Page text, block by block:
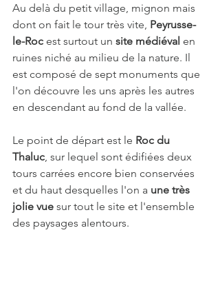
Au delà du petit village, mignon mais
dont on fait le tour très vite, Peyrusse-
le-Roc est surtout un site médiéval en
ruines niché au milieu de la nature. Il
est composé de sept monuments que
l'on découvre les uns après les autres
en descendant au fond de la vallée.
Le point de départ est le Roc du
Thaluc , sur lequel sont édifiées deux
tours carrées encore bien conservées
et du haut desquelles l'on a une très
jolie vue sur tout le site et l'ensemble
des paysages alentours.